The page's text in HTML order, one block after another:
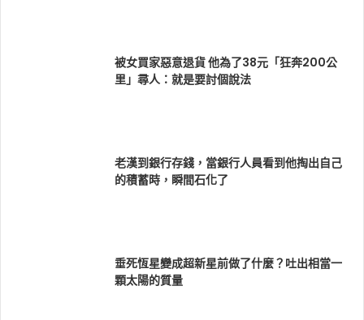
被女買家惡意退貨 他為了38元「狂奔200公
里」尋人：就是要討個說法
老漢到銀行存錢，當銀行人員看到他掏出自己
的積蓄時，瞬間石化了
垂死恆星變成超新星前做了什麼？吐出相當一
顆太陽的質量